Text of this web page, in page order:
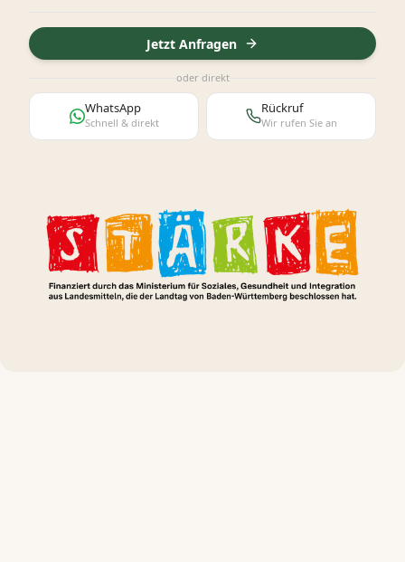
Jetzt Anfragen
oder direkt
WhatsApp
Schnell & direkt
Rückruf
Wir rufen Sie an